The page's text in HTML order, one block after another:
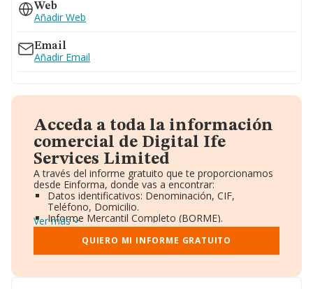
Web
Añadir Web
Email
Añadir Email
Acceda a toda la información
comercial de Digital Ife
Services Limited
A través del informe gratuito que te proporcionamos
desde Einforma, donde vas a encontrar:
Datos identificativos: Denominación, CIF,
Teléfono, Domicilio.
Informe Mercantil Completo (BORME).
Gráficos de Evolución Ventas y Empleados.
Consejo de Administración y Administradores.
Directivos y Ejecutivos.
Ver más
QUIERO MI INFORME GRATUITO